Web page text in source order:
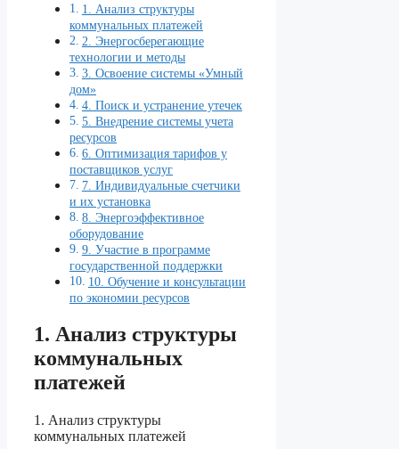
1. Анализ структуры
коммунальных платежей
2. Энергосберегающие
технологии и методы
3. Освоение системы «Умный
дом»
4. Поиск и устранение утечек
5. Внедрение системы учета
ресурсов
6. Оптимизация тарифов у
поставщиков услуг
7. Индивидуальные счетчики
и их установка
8. Энергоэффективное
оборудование
9. Участие в программе
государственной поддержки
10. Обучение и консультации
по экономии ресурсов
1. Анализ структуры
коммунальных
платежей
1. Анализ структуры
коммунальных платежей